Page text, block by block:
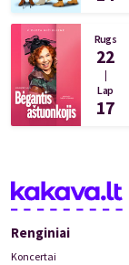
Rugs
22
|
Lap
17
Renginiai
Koncertai